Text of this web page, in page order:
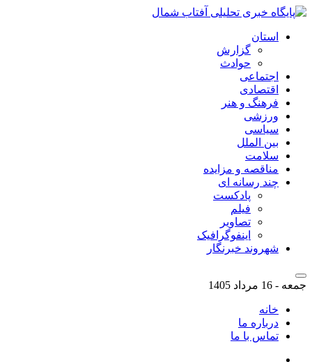
استان
گزارش
حوادث
اجتماعی
اقتصادی
فرهنگ و هنر
ورزشی
سیاسی
بین الملل
سلامت
مناقصه و مزایده
چند رسانه ای
پادکست
فیلم
تصاویر
اینفوگرافیک
شهروند خبرنگار
جمعه - 16 مرداد 1405
خانه
درباره ما
تماس با ما